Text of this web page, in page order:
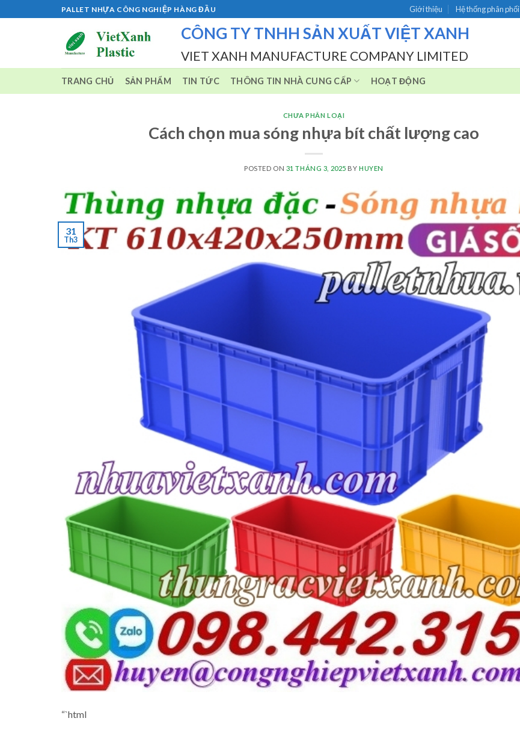
to
PALLET NHỰA CÔNG NGHIỆP HÀNG ĐẦU Giới thiệu Hệ thống phân phối
CÔNG TY TNHH SẢN XUẤT VIỆT XANH
VIET XANH MANUFACTURE COMPANY LIMITED
TRANG CHỦ SẢN PHẨM TIN TỨC THÔNG TIN NHÀ CUNG CẤP HOẠT ĐỘNG
CHƯA PHÂN LOẠI
Cách chọn mua sóng nhựa bít chất lượng cao
POSTED ON 31 THÁNG 3, 2025 BY HUYEN
31
Th3
“`html